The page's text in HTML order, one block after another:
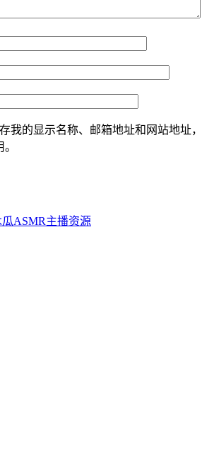
我的显示名称、邮箱地址和网站地址，
瓜ASMR主播资源